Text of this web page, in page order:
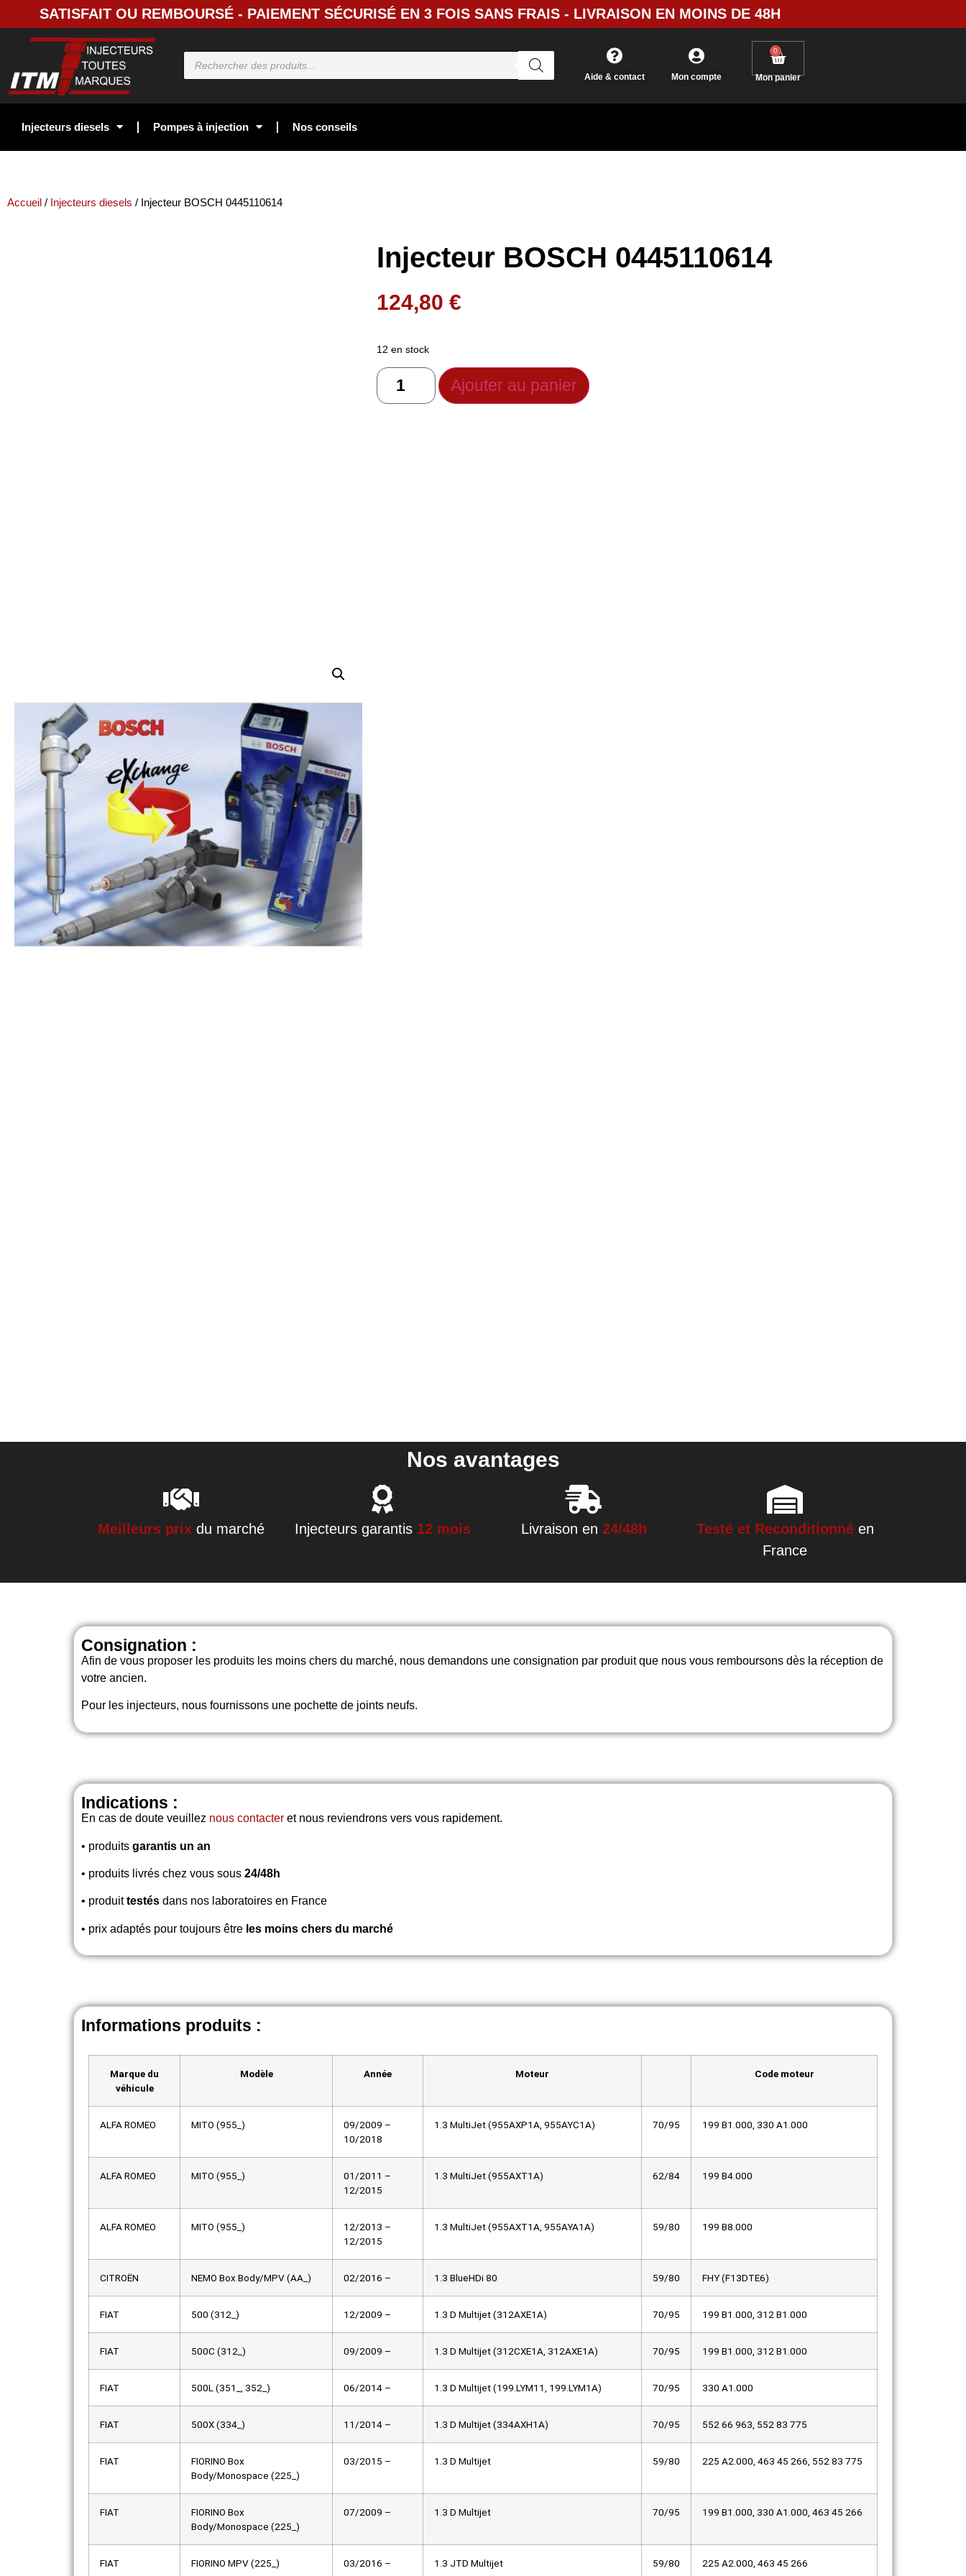
SATISFAIT OU REMBOURSÉ - PAIEMENT SÉCURISÉ EN 3 FOIS SANS FRAIS - LIVRAISON EN MOINS DE 48H
Aide & contact Mon compte
0
Mon panier
Injecteurs diesels Pompes à injection Nos conseils
Accueil / Injecteurs diesels / Injecteur BOSCH 0445110614
Injecteur BOSCH 0445110614
124,80 €
12 en stock
Ajouter au panier
Nos avantages
Meilleurs prix du marché Injecteurs garantis 12 mois Livraison en 24/48h Testé et Reconditionné en
France
Consignation :
Afin de vous proposer les produits les moins chers du marché, nous demandons une consignation par produit que nous vous remboursons dès la réception de
votre ancien.
Pour les injecteurs, nous fournissons une pochette de joints neufs.
Indications :
En cas de doute veuillez nous contacter et nous reviendrons vers vous rapidement.
• produits garantis un an
• produits livrés chez vous sous 24/48h
• produittestés dans nos laboratoires en France
• prix adaptés pour toujours être les moins chers du marché
Informations produits :
Marque du
véhicule
Modèle Année Moteur Code moteur
ALFA ROMEO MITO (955_)
09/2009 –
10/2018
1.3 MultiJet (955AXP1A, 955AYC1A) 70/95 199 B1.000, 330 A1.000
ALFA ROMEO MITO (955_)
01/2011 –
12/2015
1.3 MultiJet (955AXT1A) 62/84 199 B4.000
ALFA ROMEO MITO (955_)
12/2013 –
12/2015
1.3 MultiJet (955AXT1A, 955AYA1A) 59/80 199 B8.000
CITROËN NEMO Box Body/MPV (AA_) 02/2016 – 1.3 BlueHDi 80 59/80 FHY (F13DTE6)
FIAT 500 (312_) 12/2009 – 1.3 D Multijet (312AXE1A) 70/95 199 B1.000, 312 B1.000
FIAT 500C (312_) 09/2009 – 1.3 D Multijet (312CXE1A, 312AXE1A) 70/95 199 B1.000, 312 B1.000
FIAT 500L (351_, 352_) 06/2014 – 1.3 D Multijet (199.LYM11, 199.LYM1A) 70/95 330 A1.000
FIAT 500X (334_) 11/2014 – 1.3 D Multijet (334AXH1A) 70/95 552 66 963, 552 83 775
FIAT
FIORINO Box
Body/Monospace (225_)
03/2015 – 1.3 D Multijet 59/80 225 A2.000, 463 45 266, 552 83 775
FIAT
FIORINO Box
Body/Monospace (225_)
07/2009 – 1.3 D Multijet 70/95 199 B1.000, 330 A1.000, 463 45 266
FIAT FIORINO MPV (225_) 03/2016 – 1.3 JTD Multijet 59/80 225 A2.000, 463 45 266